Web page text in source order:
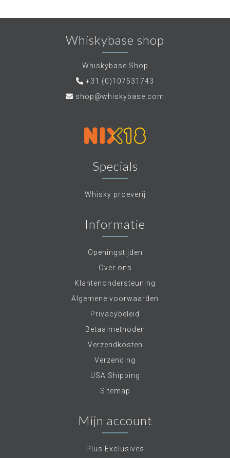
Whiskybase shop
Whiskybase Shop
+31 (0)107531743
shop@whiskybase.com
Specials
Whisky proeverij
Informatie
Openingstijden
Over ons
Klantenondersteuning
Algemene voorwaarden
Privacybeleid
Betaalmethoden
Verzendkosten
Verzending
USA Shipping
Sitemap
Mijn account
Plus Exclusives